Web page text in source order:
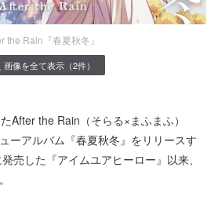
the Rain『春夏秋冬』
画像を全て表示（2件）
After the Rain（そらる×まふまふ）
ーアルバム『春夏秋冬』をリリースす
売した『アイムユアヒーロー』以来、